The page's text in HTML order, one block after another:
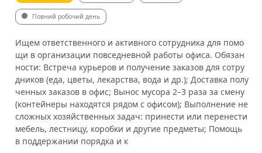
Повний робочий день
Ищем ответственного и активного сотрудника для помо
щи в организации повседневной работы офиса. Обязан
ности: Встреча курьеров и получение заказов для сотру
дников (еда, цветы, лекарства, вода и др.); Доставка полу
ченных заказов в офис; Вынос мусора 2–3 раза за смену
(контейнеры находятся рядом с офисом); Выполнение не
сложных хозяйственных задач: принести или перенести
мебель, лестницу, коробки и другие предметы; Помощь
в поддержании порядка и к